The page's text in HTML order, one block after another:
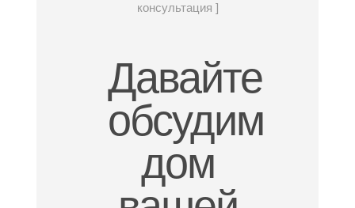
консультация ]
Давайте
обсудим
дом